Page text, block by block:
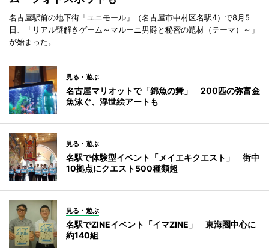
名古屋駅前の地下街「ユニモール」（名古屋市中村区名駅4）で8月5
日、「リアル謎解きゲーム～マルーニ男爵と秘密の題材（テーマ）～」
が始まった。
見る・遊ぶ
名古屋マリオットで「錦魚の舞」 200匹の弥富金
魚泳ぐ、浮世絵アートも
見る・遊ぶ
名駅で体験型イベント「メイエキクエスト」 街中
10拠点にクエスト500種類超
見る・遊ぶ
名駅でZINEイベント「イマZINE」 東海圏中心に
約140組